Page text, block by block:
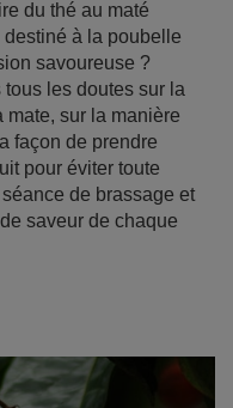
de brassage et
saveur de chaque